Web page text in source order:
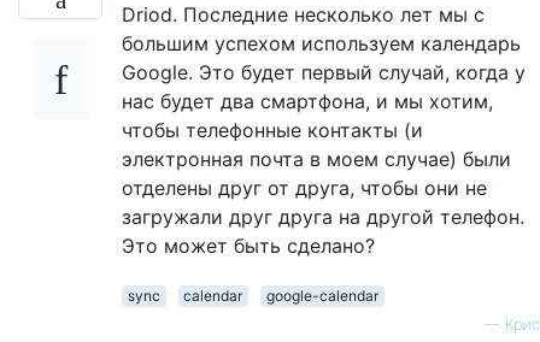
Driod. Последние несколько лет мы с
большим успехом используем календарь
Google. Это будет первый случай, когда у
нас будет два смартфона, и мы хотим,
чтобы телефонные контакты (и
электронная почта в моем случае) были
отделены друг от друга, чтобы они не
загружали друг друга на другой телефон.
Это может быть сделано?
sync calendar
google-calendar
— Крис